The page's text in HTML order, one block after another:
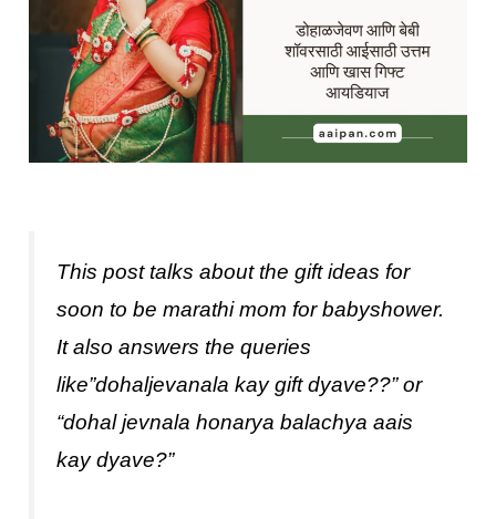
This post talks about the gift ideas for
soon to be marathi mom for babyshower.
It also answers the queries
like”dohaljevanala kay gift dyave??” or
“dohal jevnala honarya balachya aais
kay dyave?”